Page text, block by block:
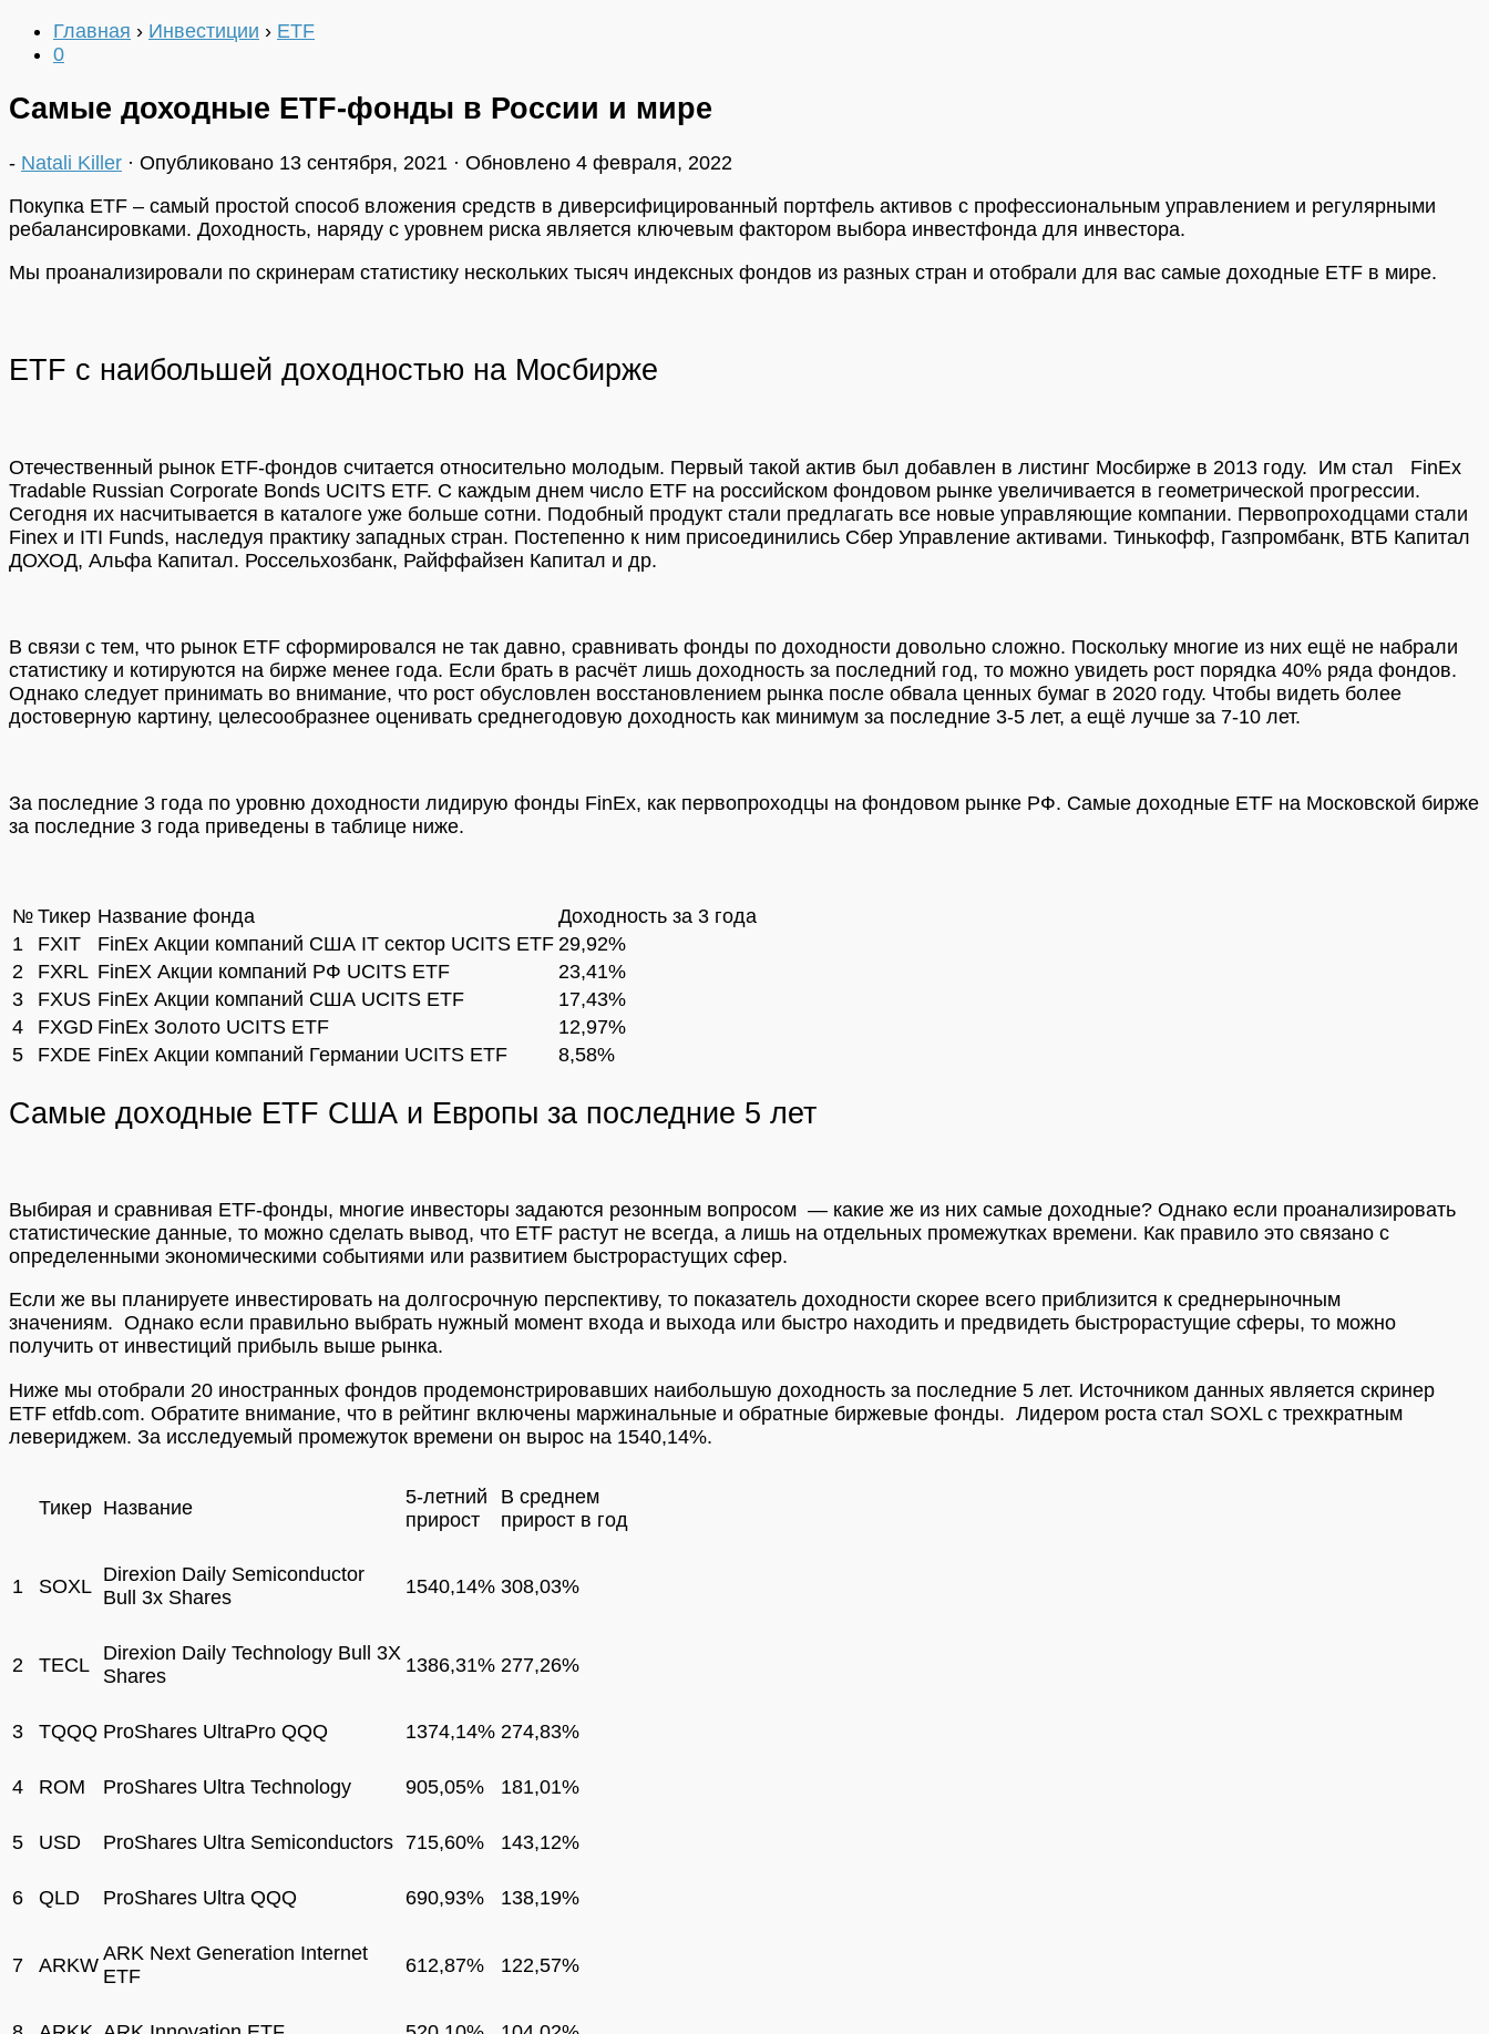
Главная › Инвестиции › ETF
0
Самые доходные ETF-фонды в России и мире
- Natali Killer · Опубликовано 13 сентября, 2021 · Обновлено 4 февраля, 2022
Покупка ETF – самый простой способ вложения средств в диверсифицированный портфель активов с профессиональным управлением и регулярными
ребалансировками. Доходность, наряду с уровнем риска является ключевым фактором выбора инвестфонда для инвестора.
Мы проанализировали по скринерам статистику нескольких тысяч индексных фондов из разных стран и отобрали для вас самые доходные ETF в мире.
ETF с наибольшей доходностью на Мосбирже
Отечественный рынок ETF-фондов считается относительно молодым. Первый такой актив был добавлен в листинг Мосбирже в 2013 году. Им стал FinEx
Tradable Russian Corporate Bonds UCITS ETF. С каждым днем число ETF на российском фондовом рынке увеличивается в геометрической прогрессии.
Сегодня их насчитывается в каталоге уже больше сотни. Подобный продукт стали предлагать все новые управляющие компании. Первопроходцами стали
Finex и ITI Funds, наследуя практику западных стран. Постепенно к ним присоединились Сбер Управление активами. Тинькофф, Газпромбанк, ВТБ Капитал
ДОХОД, Альфа Капитал. Россельхозбанк, Райффайзен Капитал и др.
В связи с тем, что рынок ETF сформировался не так давно, сравнивать фонды по доходности довольно сложно. Поскольку многие из них ещё не набрали
статистику и котируются на бирже менее года. Если брать в расчёт лишь доходность за последний год, то можно увидеть рост порядка 40% ряда фондов.
Однако следует принимать во внимание, что рост обусловлен восстановлением рынка после обвала ценных бумаг в 2020 году. Чтобы видеть более
достоверную картину, целесообразнее оценивать среднегодовую доходность как минимум за последние 3-5 лет, а ещё лучше за 7-10 лет.
За последние 3 года по уровню доходности лидирую фонды FinEx, как первопроходцы на фондовом рынке РФ. Самые доходные ETF на Московской бирже
за последние 3 года приведены в таблице ниже.
№ Тикер Название фонда
Доходность за 3 года
1
FXIT FinEx Акции компаний США IT сектор UCITS ETF 29,92%
2
FXRL FinEX Акции компаний РФ UCITS ETF
23,41%
3
FXUS FinEx Акции компаний США UCITS ETF
17,43%
4
FXGD FinEx Золото UCITS ETF
12,97%
5
FXDE FinEx Акции компаний Германии UCITS ETF 8,58%
Самые доходные ETF США и Европы за последние 5 лет
Выбирая и сравнивая ETF-фонды, многие инвесторы задаются резонным вопросом — какие же из них самые доходные? Однако если проанализировать
статистические данные, то можно сделать вывод, что ETF растут не всегда, а лишь на отдельных промежутках времени. Как правило это связано с
определенными экономическими событиями или развитием быстрорастущих сфер.
Если же вы планируете инвестировать на долгосрочную перспективу, то показатель доходности скорее всего приблизится к среднерыночным
значениям. Однако если правильно выбрать нужный момент входа и выхода или быстро находить и предвидеть быстрорастущие сферы, то можно
получить от инвестиций прибыль выше рынка.
Ниже мы отобрали 20 иностранных фондов продемонстрировавших наибольшую доходность за последние 5 лет. Источником данных является скринер
ETF etfdb.com. Обратите внимание, что в рейтинг включены маржинальные и обратные биржевые фонды. Лидером роста стал SOXL с трехкратным
левериджем. За исследуемый промежуток времени он вырос на 1540,14%.
Тикер Название
5-летний
прирост
В среднем
прирост в год
1 SOXL
Direxion Daily Semiconductor
Bull 3x Shares
1540,14% 308,03%
2 TECL
Direxion Daily Technology Bull 3X
Shares
1386,31% 277,26%
3 TQQQ ProShares UltraPro QQQ 1374,14% 274,83%
4 ROM ProShares Ultra Technology 905,05% 181,01%
5 USD ProShares Ultra Semiconductors 715,60% 143,12%
6 QLD ProShares Ultra QQQ 690,93% 138,19%
7 ARKW
ARK Next Generation Internet
ETF
612,87% 122,57%